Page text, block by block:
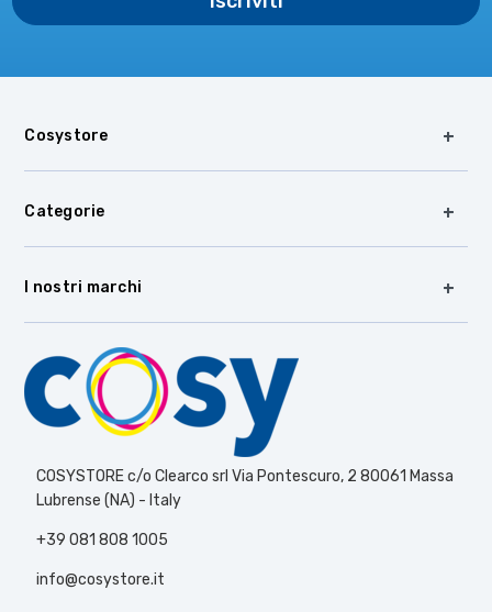
Cosystore
Categorie
I nostri marchi
COSYSTORE c/o Clearco srl Via Pontescuro, 2 80061 Massa
Lubrense (NA) - Italy
+39 081 808 1005
info@cosystore.it